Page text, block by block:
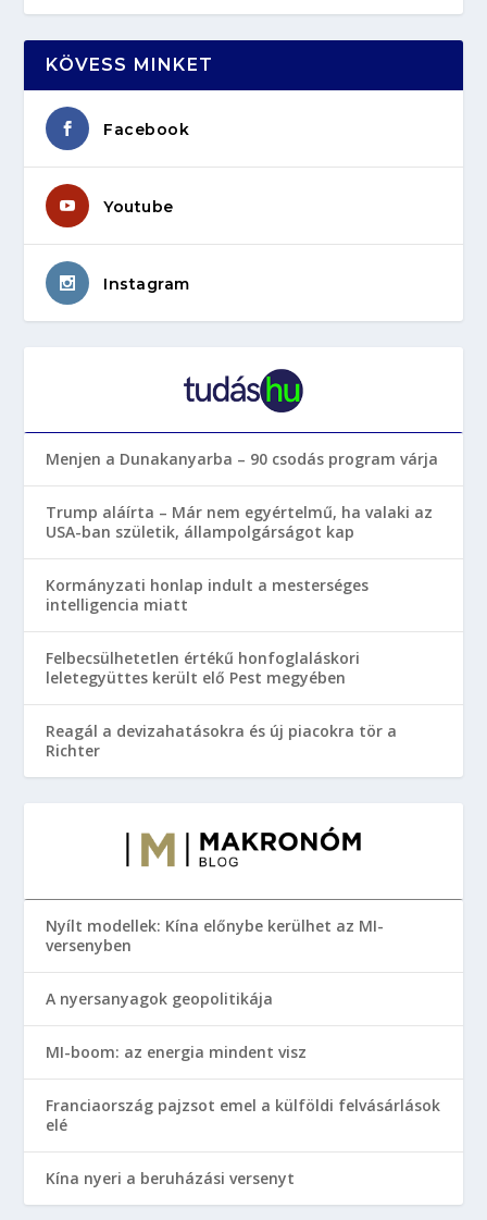
KÖVESS MINKET
Facebook
Youtube
Instagram
Menjen a Dunakanyarba – 90 csodás program várja
Trump aláírta – Már nem egyértelmű, ha valaki az
USA-ban születik, állampolgárságot kap
Kormányzati honlap indult a mesterséges
intelligencia miatt
Felbecsülhetetlen értékű honfoglaláskori
leletegyüttes került elő Pest megyében
Reagál a devizahatásokra és új piacokra tör a
Richter
Nyílt modellek: Kína előnybe kerülhet az MI-
versenyben
A nyersanyagok geopolitikája
MI-boom: az energia mindent visz
Franciaország pajzsot emel a külföldi felvásárlások
elé
Kína nyeri a beruházási versenyt